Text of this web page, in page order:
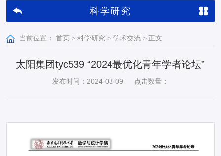
科学研究
当前位置： 首页 > 科学研究 > 学术交流 > 正文
太阳集团tyc539 “2024最优化青年学者论坛”
发布时间：2024-08-09 点击数量：